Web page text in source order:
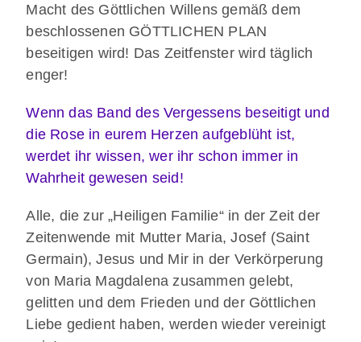
Macht des Göttlichen Willens gemäß dem
beschlossenen GÖTTLICHEN PLAN
beseitigen wird! Das Zeitfenster wird täglich
enger!
Wenn das Band des Vergessens beseitigt und
die Rose in eurem Herzen aufgeblüht ist,
werdet ihr wissen, wer ihr schon immer in
Wahrheit gewesen seid!
Alle, die zur „Heiligen Familie“ in der Zeit der
Zeitenwende mit Mutter Maria, Josef (Saint
Germain), Jesus und Mir in der Verkörperung
von Maria Magdalena zusammen gelebt,
gelitten und dem Frieden und der Göttlichen
Liebe gedient haben, werden wieder vereinigt